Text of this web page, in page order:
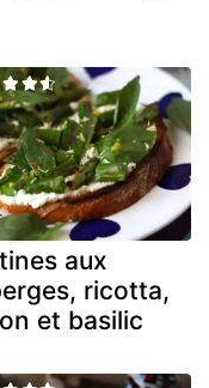
aux
ricotta,
et basilic